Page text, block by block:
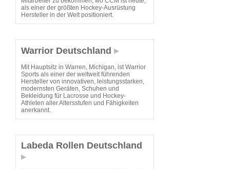
als einer der größten Hockey-Ausrüstung
Hersteller in der Welt positioniert.
Warrior Deutschland
Mit Hauptsitz in Warren, Michigan, ist Warrior
Sports als einer der weltweit führenden
Hersteller von innovativen, leistungsstarken,
modernsten Geräten, Schuhen und
Bekleidung für Lacrosse und Hockey-
Athleten aller Altersstufen und Fähigkeiten
anerkannt.
Labeda Rollen Deutschland